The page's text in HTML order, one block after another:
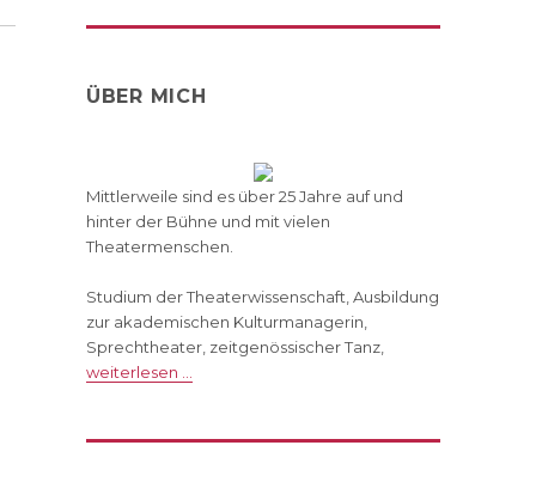
ÜBER MICH
Mittlerweile sind es über 25 Jahre auf und
hinter der Bühne und mit vielen
Theatermenschen.
Studium der Theaterwissenschaft, Ausbildung
zur akademischen Kulturmanagerin,
Sprechtheater, zeitgenössischer Tanz,
weiterlesen …